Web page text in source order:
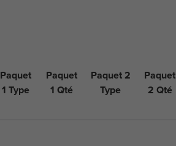
Paquet
1 Type
Paquet
1 Qté
Paquet 2
Type
Paquet
2 Qté